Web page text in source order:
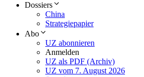
Dossiers
China
Strategiepapier
Abo
UZ abonnieren
Anmelden
UZ als PDF (Archiv)
UZ vom 7. August 2026